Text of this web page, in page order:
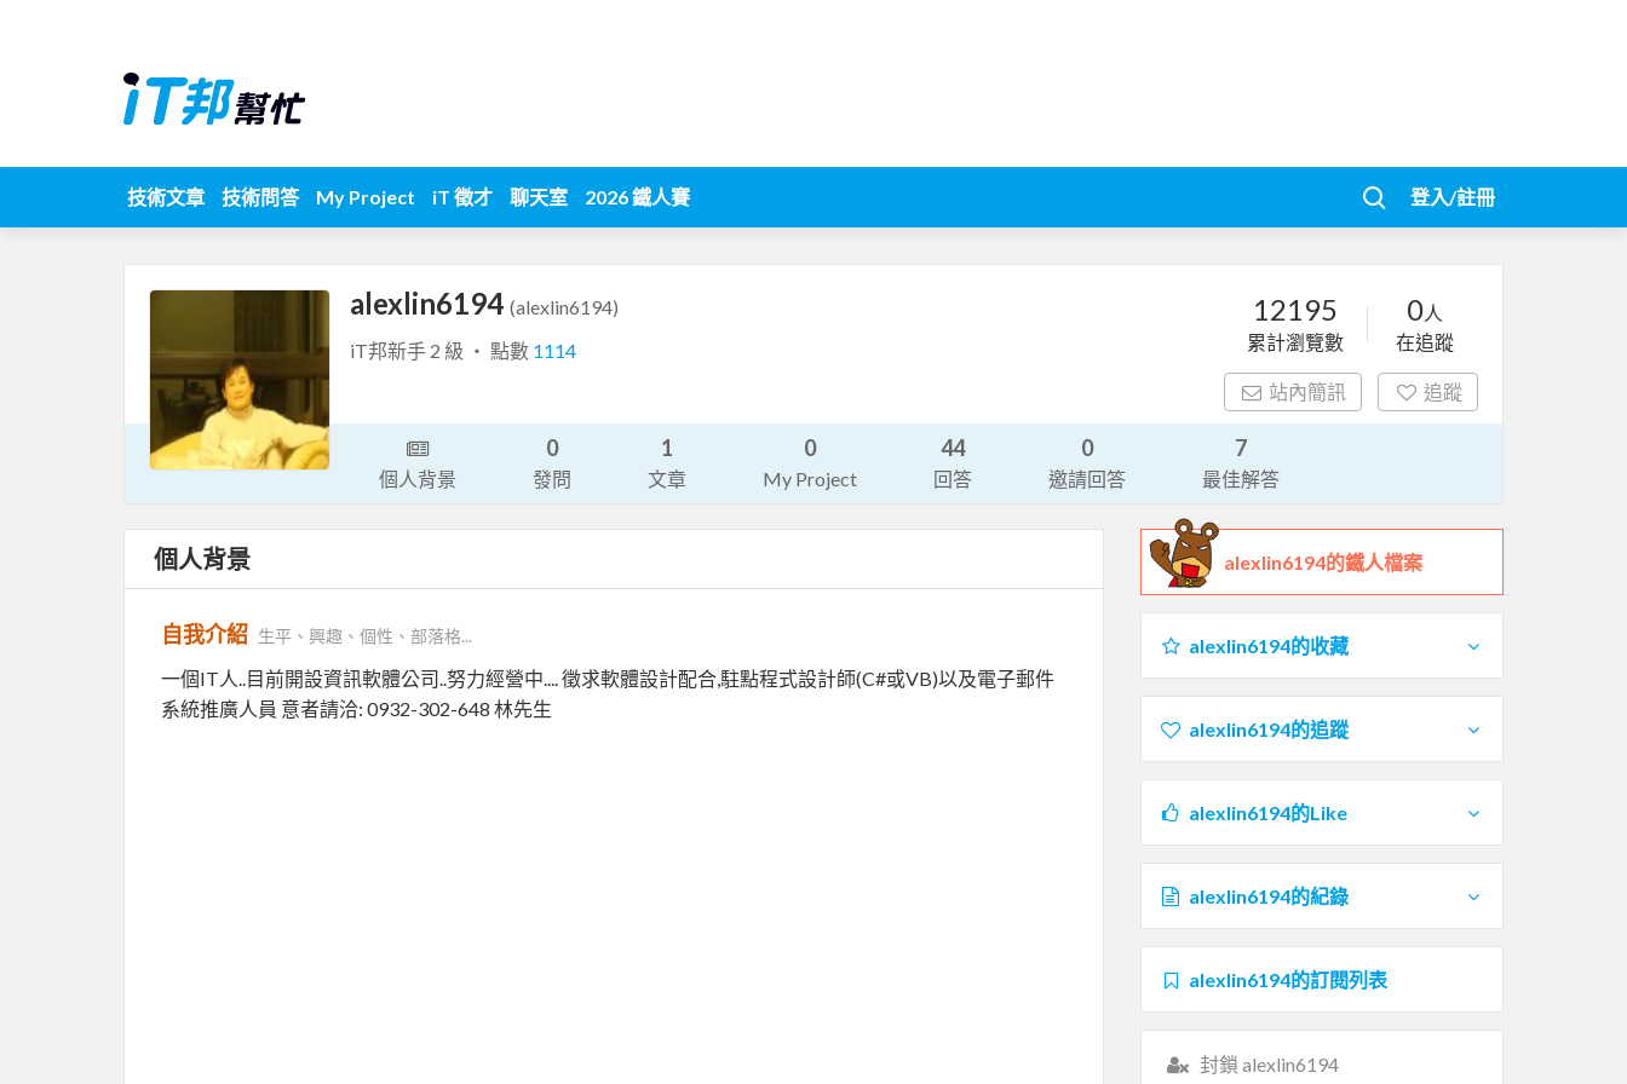
技術文章 技術問答 My Project iT 徵才 聊天室 2026 鐵人賽 登入/註冊
alexlin6194 (alexlin6194)
iT邦新手 2 級 ‧ 點數 1114
12195
累計瀏覽數
0人
在追蹤
站內簡訊 追蹤
個人背景
0
發問
1
文章
0
My Project
44
回答
0
邀請回答
7
最佳解答
個人背景
自我介紹 生平、興趣、個性、部落格...
一個IT人..目前開設資訊軟體公司..努力經營中.... 徵求軟體設計配合,駐點程式設計師(C#或VB)以及電子郵件
系統推廣人員 意者請洽: 0932-302-648 林先生
alexlin6194的鐵人檔案
alexlin6194的收藏
alexlin6194的追蹤
alexlin6194的Like
alexlin6194的紀錄
alexlin6194的訂閱列表
封鎖 alexlin6194